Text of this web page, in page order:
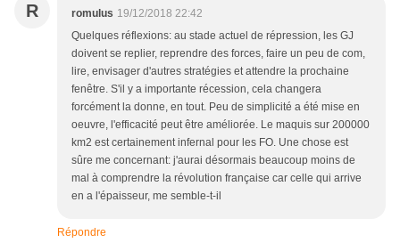
R romulus 19/12/2018 22:42
Quelques réflexions: au stade actuel de répression, les GJ
doivent se replier, reprendre des forces, faire un peu de com,
lire, envisager d'autres stratégies et attendre la prochaine
fenêtre. S'il y a importante récession, cela changera
forcément la donne, en tout. Peu de simplicité a été mise en
oeuvre, l'efficacité peut être améliorée. Le maquis sur 200000
km2 est certainement infernal pour les FO. Une chose est
sûre me concernant: j'aurai désormais beaucoup moins de
mal à comprendre la révolution française car celle qui arrive
en a l'épaisseur, me semble-t-il
Répondre